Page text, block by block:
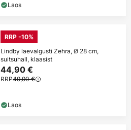
Laos
RRP -10%
Lindby laevalgusti Zehra, Ø 28 cm,
suitsuhall, klaasist
44,90 €
RRP49,90 €
Laos